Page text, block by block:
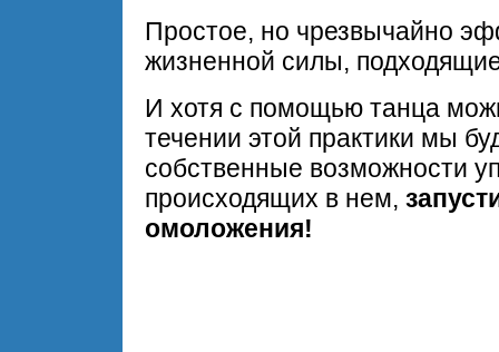
Простое, но чрезвычайно
жизненной силы,
И хотя с помощью танца
течении этой практики мы
собственные возможности
происходящих в нем,
омоложения!